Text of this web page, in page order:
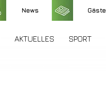
News Gäste
AKTUELLES SPORT